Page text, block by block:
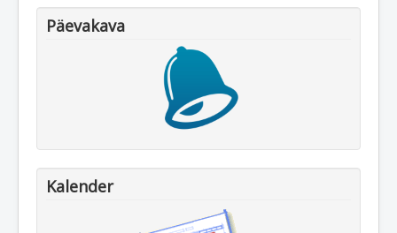
Päevakava
Kalender